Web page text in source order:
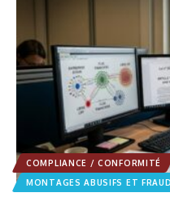
COMPLIANCE / CONFORMITÉ
MONTAGES ABUSIFS ET